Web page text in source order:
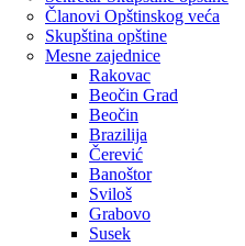
Članovi Opštinskog veća
Skupština opštine
Mesne zajednice
Rakovac
Beočin Grad
Beočin
Brazilija
Čerević
Banoštor
Sviloš
Grabovo
Susek